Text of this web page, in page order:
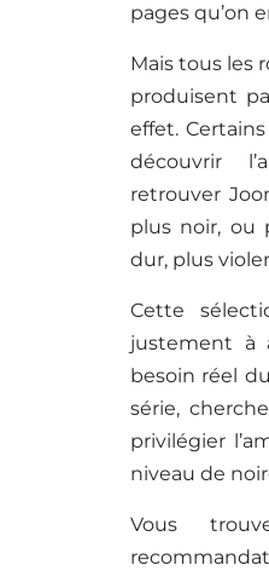
pages qu’on
Mais tous les
produisent
effet.
découvrir
retrouver
plus noir, ou
dur, plus
Cette
justement à
besoin réel
série,
privilégier
niveau de
Vous